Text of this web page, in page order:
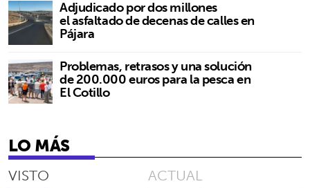
Adjudicado por dos millones
el asfaltado de decenas de calles en
Pájara
Problemas, retrasos y una solución
de 200.000 euros para la pesca en
El Cotillo
LO MÁS
VISTO ACTUAL